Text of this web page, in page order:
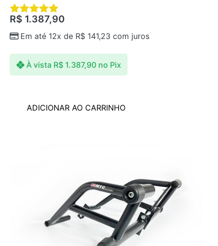
Avaliação
5.00
de 5
R$ 1.387,90
Em até 12x de R$ 141,23 com juros
À vista R$1.387,90 no Pix
ADICIONAR AO CARRINHO